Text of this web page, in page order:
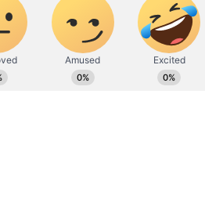
రివెంజ్
11 బంతుల్లోనే